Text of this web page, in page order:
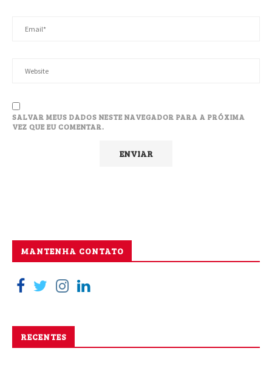
SALVAR MEUS DADOS NESTE NAVEGADOR PARA A PRÓXIMA
VEZ QUE EU COMENTAR.
MANTENHA CONTATO
RECENTES